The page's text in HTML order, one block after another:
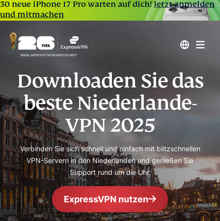
30 neue iPhone 17 Pro warten auf dich!Jetzt anmelden
und mitmachen
Downloaden Sie das
beste Niederlande-
VPN 2025
Verbinden Sie sich schnell und einfach mit blitzschnellen
VPN-Servern in den Niederlanden und genießen Sie
Support rund um die Uhr.
ExpressVPN nutzen